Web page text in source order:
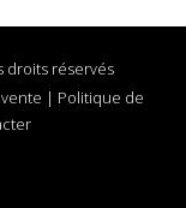
droits réservés
| Politique de